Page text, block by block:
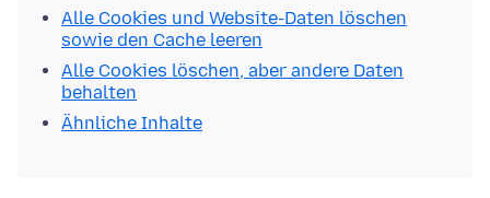
Alle Cookies und Website-Daten löschen
sowie den Cache leeren
Alle Cookies löschen, aber andere Daten
behalten
Ähnliche Inhalte